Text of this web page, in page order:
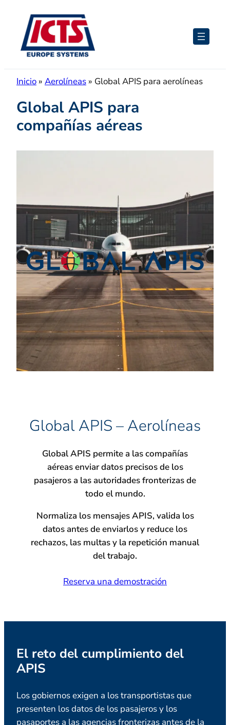
contenido
Inicio » Aerolíneas » Global APIS para aerolíneas
Global APIS para
compañías aéreas
Global APIS – Aerolíneas
Global APIS permite a las compañías
aéreas enviar datos precisos de los
pasajeros a las autoridades fronterizas de
todo el mundo.
Normaliza los mensajes APIS, valida los
datos antes de enviarlos y reduce los
rechazos, las multas y la repetición manual
del trabajo.
Reserva una demostración
El reto del cumplimiento del
APIS
Los gobiernos exigen a los transportistas que
presenten los datos de los pasajeros y los
pasaportes a las agencias fronterizas antes de la